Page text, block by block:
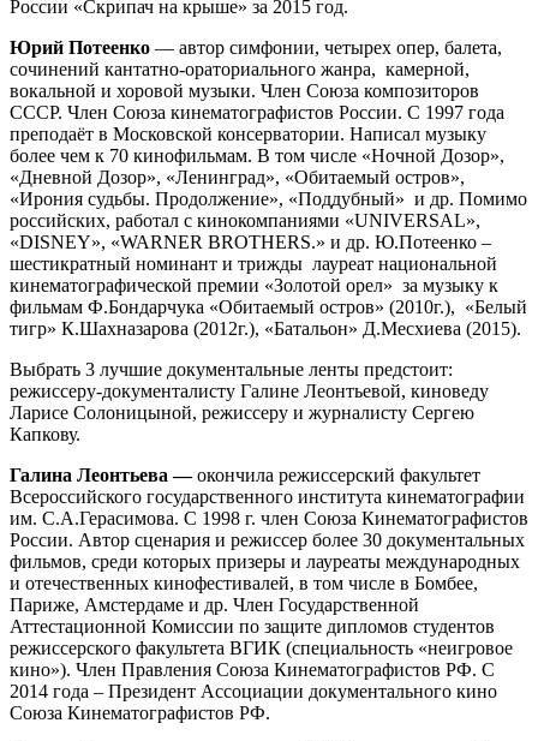
России «Скрипач на крыше» за 2015 год.
Юрий Потеенко — автор симфонии, четырех опер, балета,
сочинений кантатно-ораториального жанра, камерной,
вокальной и хоровой музыки. Член Союза композиторов
СССР. Член Союза кинематографистов России. С 1997 года
преподаёт в Московской консерватории. Написал музыку
более чем к 70 кинофильмам. В том числе «Ночной Дозор»,
«Дневной Дозор», «Ленинград», «Обитаемый остров»,
«Ирония судьбы. Продолжение», «Поддубный» и др. Помимо
российских, работал с кинокомпаниями «UNIVERSAL»,
«DISNEY», «WARNER BROTHERS.» и др. Ю.Потеенко –
шестикратный номинант и трижды лауреат национальной
кинематографической премии «Золотой орел» за музыку к
фильмам Ф.Бондарчука «Обитаемый остров» (2010г.), «Белый
тигр» К.Шахназарова (2012г.), «Батальон» Д.Месхиева (2015).
Выбрать 3 лучшие документальные ленты предстоит:
режиссеру-документалисту Галине Леонтьевой, киноведу
Ларисе Солоницыной, режиссеру и журналисту Сергею
Капкову.
Галина Леонтьева —окончила режиссерский факультет
Всероссийского государственного института кинематографии
им. С.А.Герасимова. С 1998 г. член Союза Кинематографистов
России. Автор сценария и режиссер более 30 документальных
фильмов, среди которых призеры и лауреаты международных
и отечественных кинофестивалей, в том числе в Бомбее,
Париже, Амстердаме и др. Член Государственной
Аттестационной Комиссии по защите дипломов студентов
режиссерского факультета ВГИК (специальность «неигровое
кино»). Член Правления Союза Кинематографистов РФ. С
2014 года – Президент Ассоциации документального кино
Союза Кинематографистов РФ.